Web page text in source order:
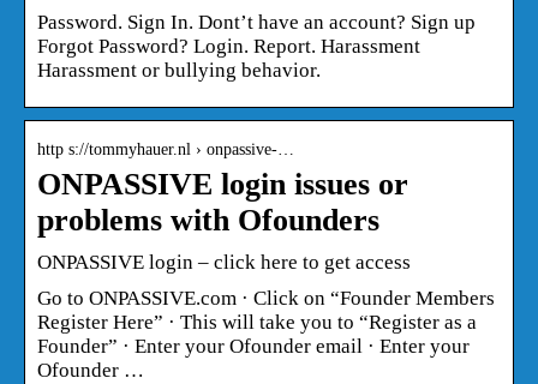
Password. Sign In. Dont’t have an account? Sign up
Forgot Password? Login. Report. Harassment
Harassment or bullying behavior.
http s://tommyhauer.nl › onpassive-…
ONPASSIVE login issues or
problems with Ofounders
ONPASSIVE login – click here to get access
Go to ONPASSIVE.com · Click on “Founder Members
Register Here” · This will take you to “Register as a
Founder” · Enter your Ofounder email · Enter your
Ofounder …